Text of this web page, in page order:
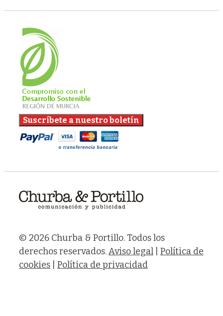
© 2026 Churba & Portillo. Todos los
derechos reservados.Aviso legal
Política de
cookies
Política de privacidad